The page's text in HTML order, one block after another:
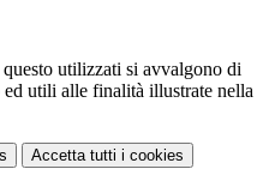
utilizzati si avvalgono di
utili alle finalità illustrate nella
Accetta tutti i cookies